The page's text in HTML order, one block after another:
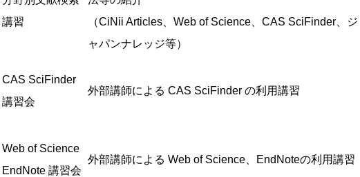
講習
（CiNii Articles、Web of Science、CAS SciFinder、ジ
ャパンナレッジ等）
CAS SciFinder
講習会
外部講師による CAS SciFinder の利用講習
Web of Science
EndNote 講習会
外部講師による Web of Science、EndNoteの利用講習